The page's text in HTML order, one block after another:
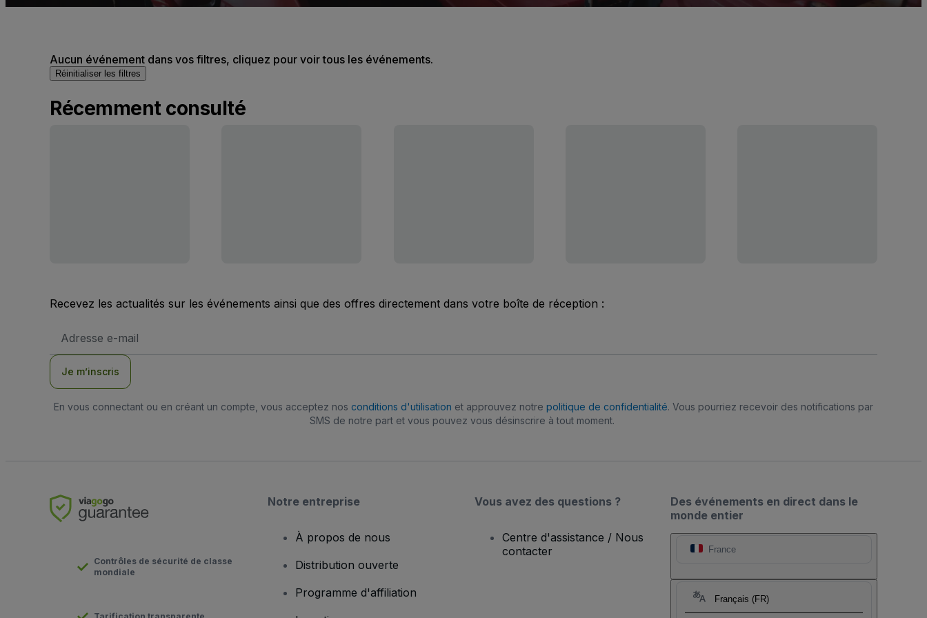
Aucun événement dans vos filtres, cliquez pour voir tous les événements.
Réinitialiser les filtres
Récemment consulté
Recevez les actualités sur les événements ainsi que des offres directement dans votre boîte de réception :
e-
Je m’inscris
En vous connectant ou en créant un compte, vous acceptez nos conditions d'utilisation et approuvez notre politique de confidentialité. Vous pourriez recevoir des notifications par
SMS de notre part et vous pouvez vous désinscrire à tout moment.
Des événements en direct dans le
monde entier
France
Français (FR)
Contrôles de sécurité de classe
mondiale
Notre entreprise
À propos de nous
Distribution ouverte
Programme d'affiliation
Vous avez des questions ?
Centre d'assistance / Nous
contacter